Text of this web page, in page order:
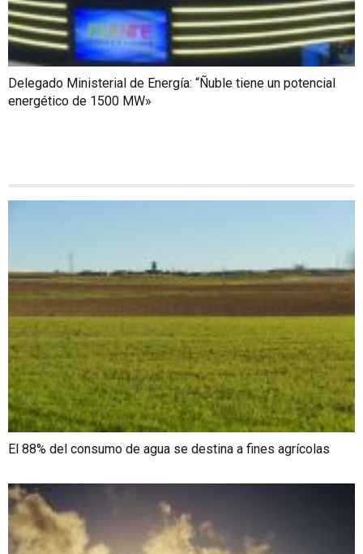
Delegado Ministerial de Energía: “Ñuble tiene un potencial
energético de 1500 MW»
El 88% del consumo de agua se destina a fines agrícolas